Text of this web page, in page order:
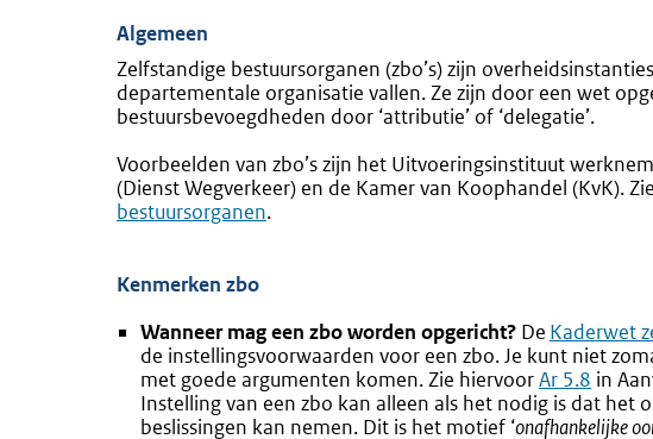
Algemeen
Zelfstandige bestuursorganen (zbo’s) zijn
departementale organisatie vallen. Ze zijn door een wet
bestuursbevoegdheden door ‘attributie’ of ‘delegatie’.
Voorbeelden van zbo’s zijn het Uitvoeringsinstituut
(Dienst Wegverkeer) en de Kamer van Koophandel (KvK).
bestuursorganen.
Kenmerken zbo
Wanneer mag een zbo worden opgericht? De Externe
link:
Kaderwet
de instellingsvoorwaarden voor een zbo. Je kunt niet
met goede argumenten komen. Zie hiervoorAr 5.8 in
Instelling van een zbo kan alleen als het nodig is dat het
beslissingen kan nemen. Dit is het motief ‘onafhankelijke